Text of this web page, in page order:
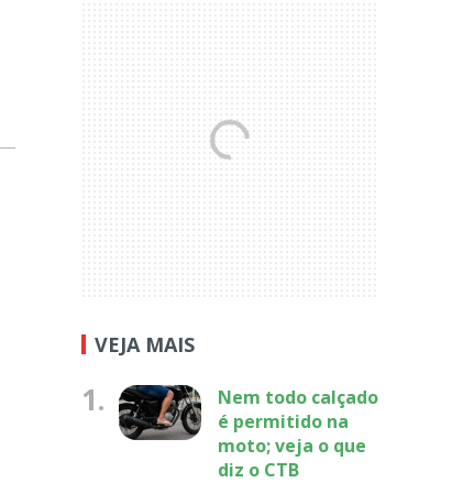
VEJA MAIS
1.
Nem todo calçado
é permitido na
moto; veja o que
diz o CTB